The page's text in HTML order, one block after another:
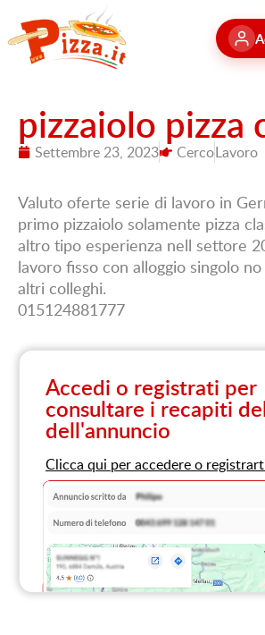
pizzaiolo pizza
Settembre 23, 2023 CercoLavoro
Valuto oferte serie di lavoro in
primo pizzaiolo solamente pizza
altro tipo esperienza nell settore
lavoro fisso con alloggio singolo
altri colleghi.
015124881777
Accedi o registrati per
consultare i recapiti
dell'annuncio
Clicca qui per accedere o